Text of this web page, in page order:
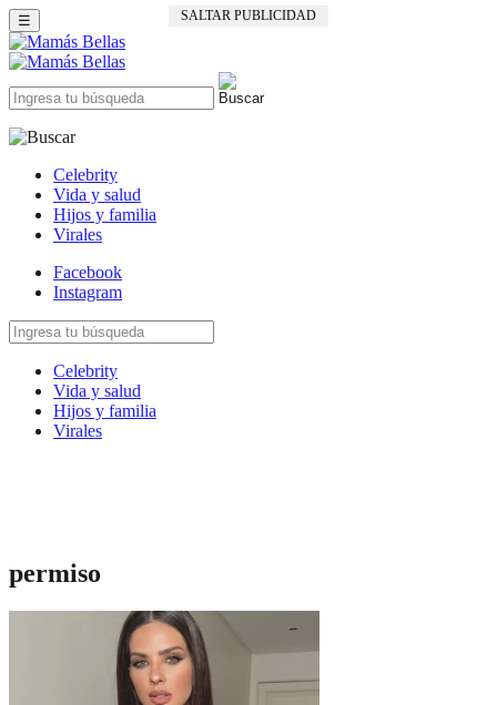
SALTAR PUBLICIDAD
☰
Celebrity
Vida y salud
Hijos y familia
Virales
Facebook
Instagram
Celebrity
Vida y salud
Hijos y familia
Virales
permiso